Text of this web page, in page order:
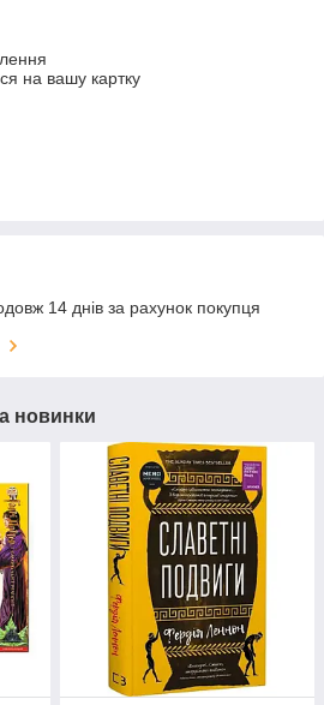
на вашу картку
14 днів за рахунок покупця
новинки